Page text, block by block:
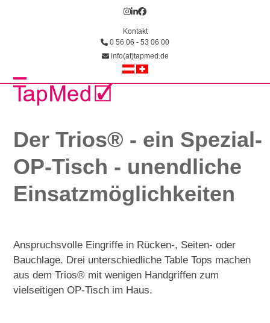
Instagram
LinkedIn
Facebook
Kontakt
0 56 06 - 53 06 00
info(at)tapmed.de
Open
menu
Close
menu
Der Trios® - ein Spezial-
OP-Tisch - unendliche
Einsatzmöglichkeiten
Anspruchsvolle Eingriffe in Rücken-, Seiten- oder
Bauchlage. Drei unterschiedliche Table Tops machen
aus dem Trios® mit wenigen Handgriffen zum
vielseitigen OP-Tisch im Haus.